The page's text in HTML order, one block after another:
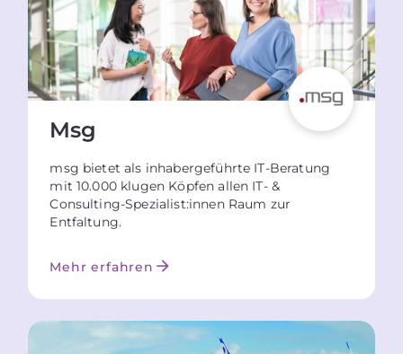
Msg
msg bietet als inhabergeführte IT-Beratung
mit 10.000 klugen Köpfen allen IT- &
Consulting-Spezialist:innen Raum zur
Entfaltung.
Mehr erfahren